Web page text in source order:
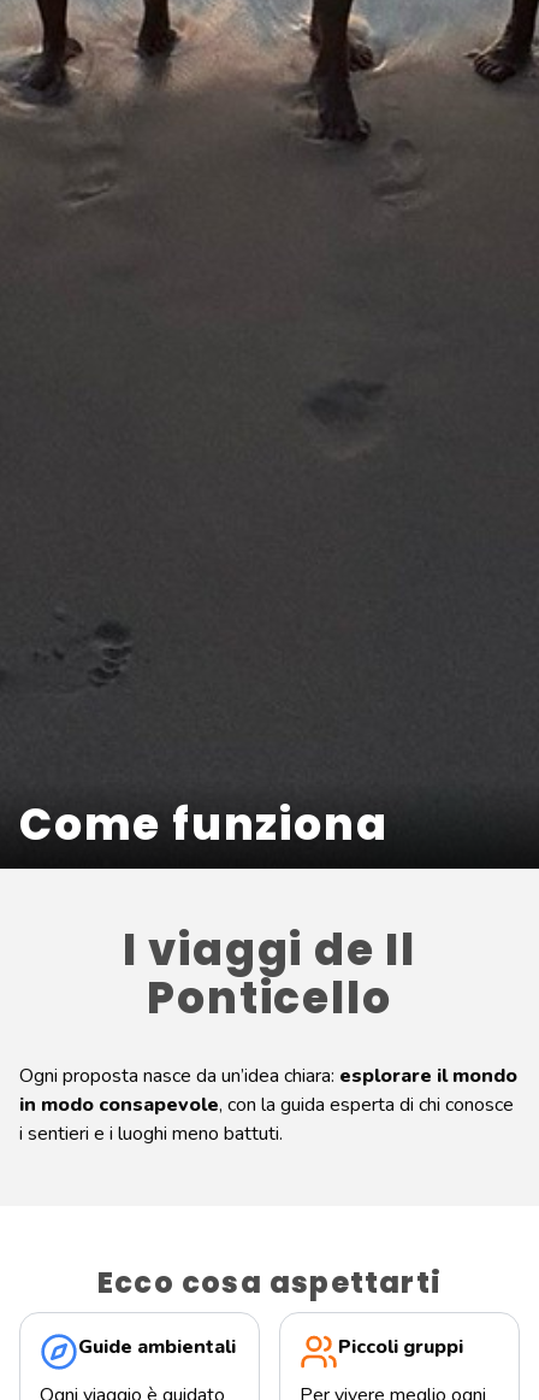
Come funziona
I viaggi de Il
Ponticello
Ogni proposta nasce da un’idea chiara: esplorare il mondo
in modo consapevole, con la guida esperta di chi conosce
i sentieri e i luoghi meno battuti.
Ecco cosa aspettarti
Guide ambientali
Piccoli gruppi